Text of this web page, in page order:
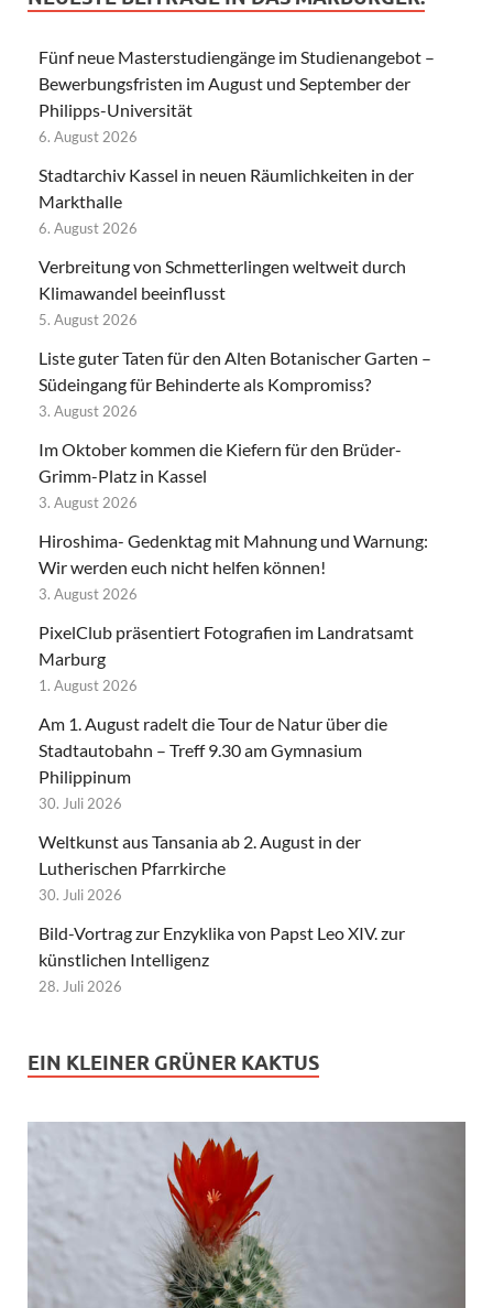
Fünf neue Masterstudiengänge im Studienangebot –
Bewerbungsfristen im August und September der
Philipps-Universität
6. August 2026
Stadtarchiv Kassel in neuen Räumlichkeiten in der
Markthalle
6. August 2026
Verbreitung von Schmetterlingen weltweit durch
Klimawandel beeinflusst
5. August 2026
Liste guter Taten für den Alten Botanischer Garten –
Südeingang für Behinderte als Kompromiss?
3. August 2026
Im Oktober kommen die Kiefern für den Brüder-
Grimm-Platz in Kassel
3. August 2026
Hiroshima- Gedenktag mit Mahnung und Warnung:
Wir werden euch nicht helfen können!
3. August 2026
PixelClub präsentiert Fotografien im Landratsamt
Marburg
1. August 2026
Am 1. August radelt die Tour de Natur über die
Stadtautobahn – Treff 9.30 am Gymnasium
Philippinum
30. Juli 2026
Weltkunst aus Tansania ab 2. August in der
Lutherischen Pfarrkirche
30. Juli 2026
Bild-Vortrag zur Enzyklika von Papst Leo XIV. zur
künstlichen Intelligenz
28. Juli 2026
EIN KLEINER GRÜNER KAKTUS